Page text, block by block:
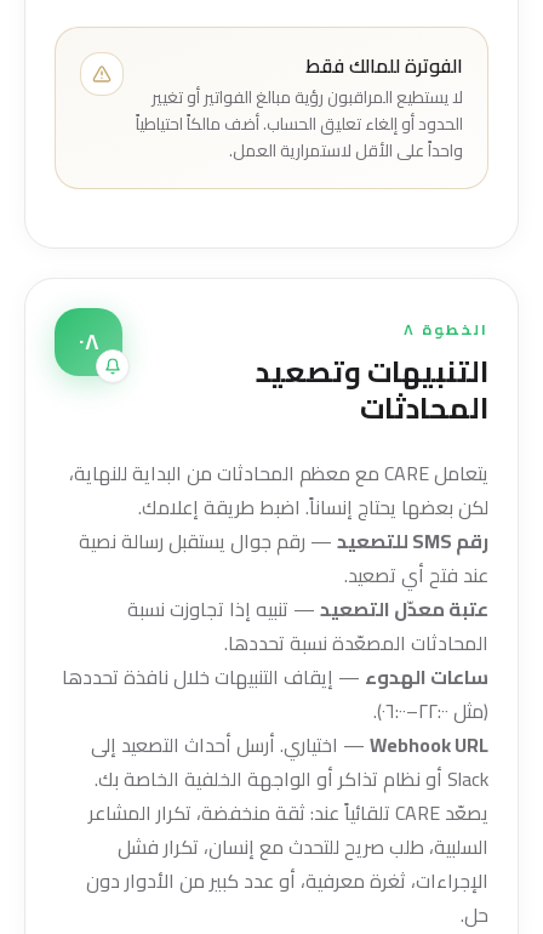
الفوترة للمالك فقط
لا يستطيع المراقبون رؤية مبالغ الفواتير أو تغيير
الحدود أو إلغاء تعليق الحساب. أضف مالكاً احتياطياً
واحداً على الأقل لاستمرارية العمل.
٠٨ الخطوة ٨
التنبيهات وتصعيد
المحادثات
يتعامل CARE مع معظم المحادثات من البداية للنهاية،
لكن بعضها يحتاج إنساناً. اضبط طريقة إعلامك.
رقم SMS للتصعيد
— رقم جوال يستقبل رسالة نصية
عند فتح أي تصعيد.
عتبة معدّل التصعيد— تنبيه إذا تجاوزت نسبة
المحادثات المصعّدة نسبة تحددها.
ساعات الهدوء — إيقاف التنبيهات خلال نافذة تحددها
(مثل ٢٢:٠٠–٠٦:٠٠).
Webhook URL— اختياري. أرسل أحداث التصعيد إلى
Slack أو نظام تذاكر أو الواجهة الخلفية الخاصة بك.
يصعّد CARE تلقائياً عند: ثقة منخفضة، تكرار المشاعر
السلبية، طلب صريح للتحدث مع إنسان، تكرار فشل
الإجراءات، ثغرة معرفية، أو عدد كبير من الأدوار دون
حل.